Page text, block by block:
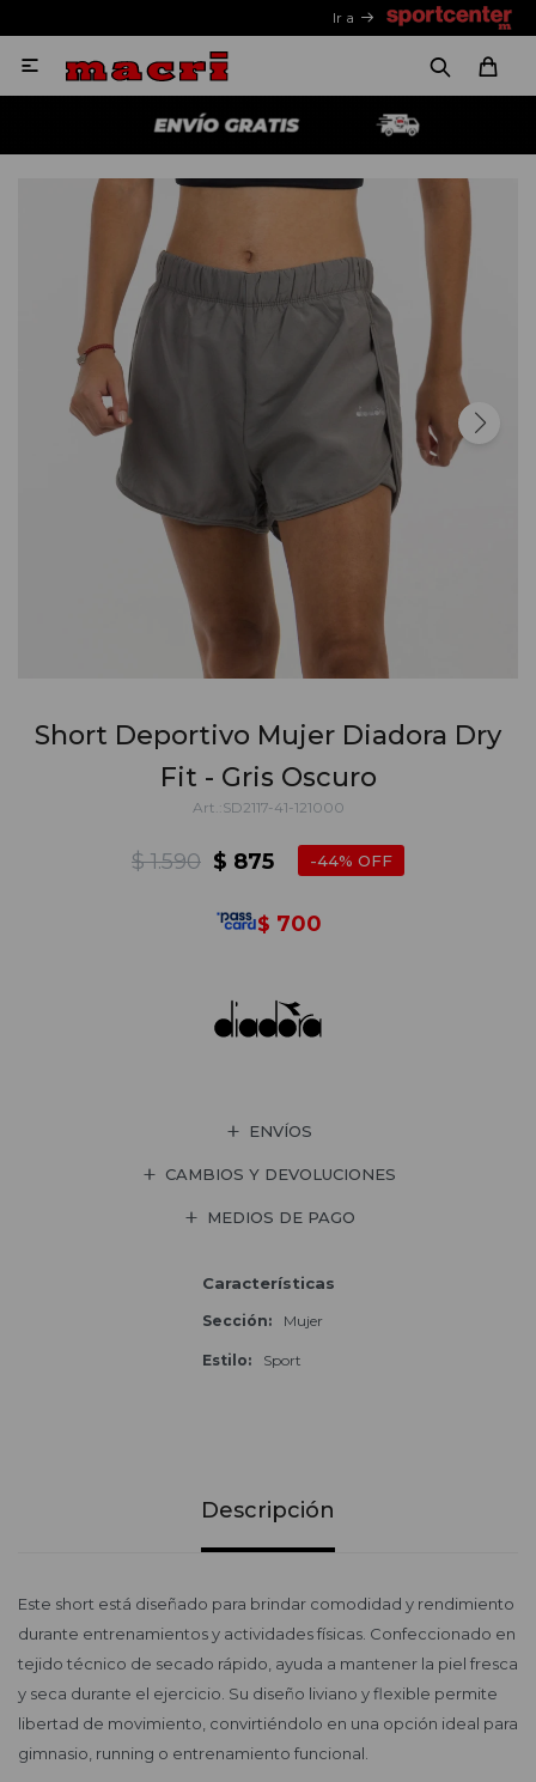
Ir a

Short Deportivo Mujer Diadora Dry
Fit - Gris Oscuro
SD2117-41-121000
$ 875
$ 1.590 44
$ 700
ENVÍOS
CAMBIOS Y DEVOLUCIONES
MEDIOS DE PAGO
Características
Sección Mujer
Estilo Sport
Descripción
Este short está diseñado para brindar comodidad y rendimiento
durante entrenamientos y actividades físicas. Confeccionado en
tejido técnico de secado rápido, ayuda a mantener la piel fresca
y seca durante el ejercicio. Su diseño liviano y flexible permite
libertad de movimiento, convirtiéndolo en una opción ideal para
gimnasio, running o entrenamiento funcional.